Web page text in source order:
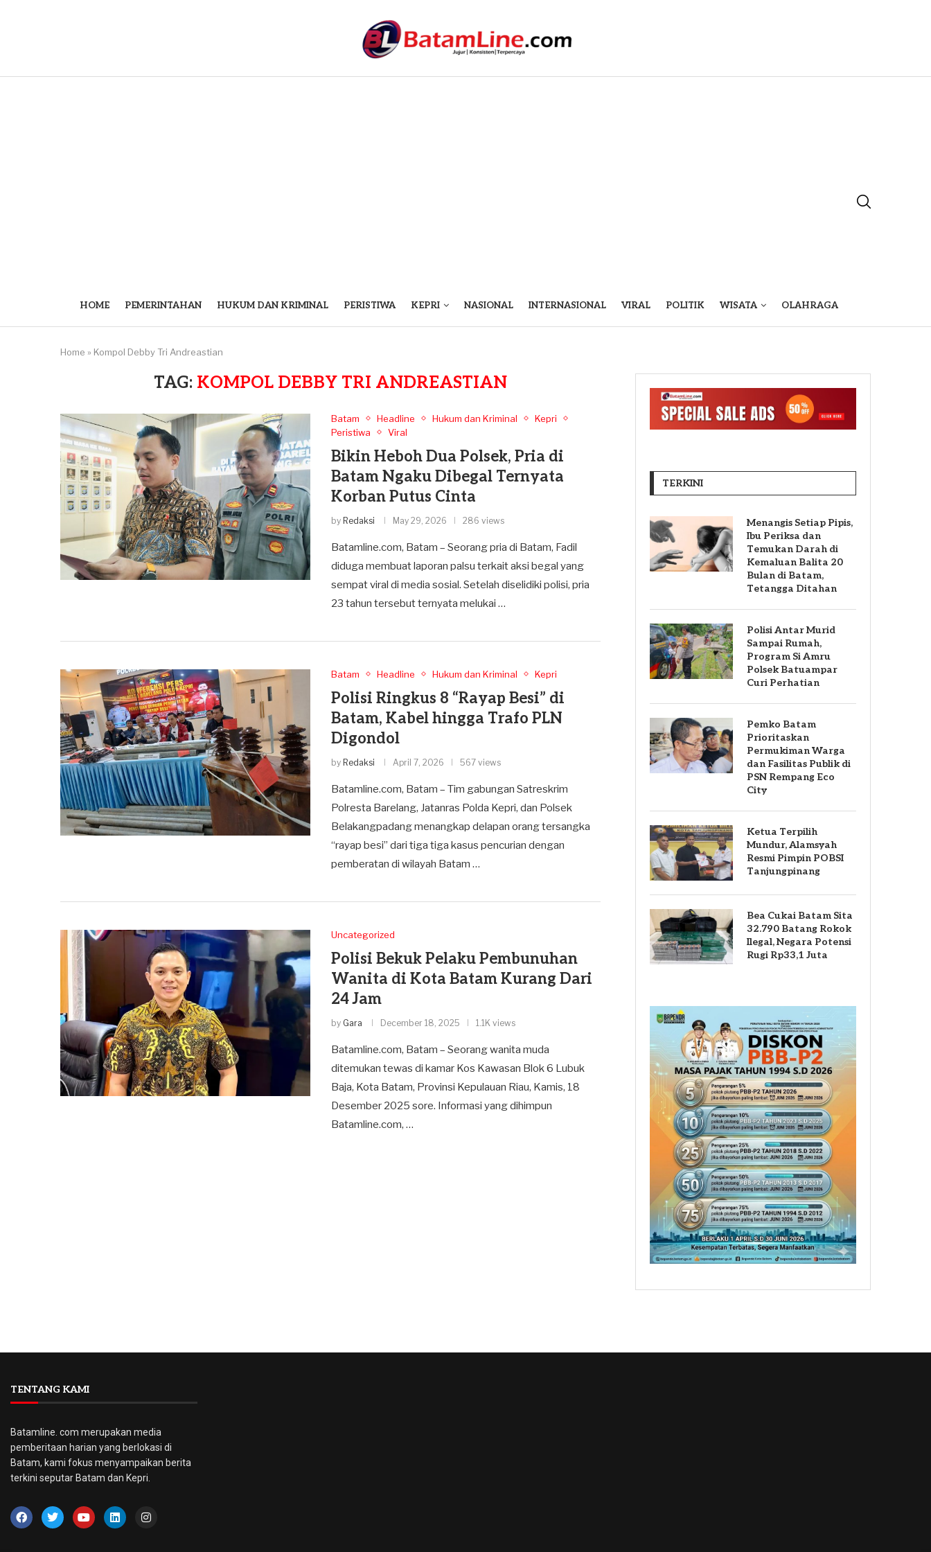
HOME PEMERINTAHAN HUKUM DAN KRIMINAL PERISTIWA KEPRI NASIONAL INTERNASIONAL VIRAL POLITIK WISATA OLAHRAGA
Home » Kompol Debby Tri Andreastian
TAG: KOMPOL DEBBY TRI ANDREASTIAN
Batam Headline Hukum dan Kriminal
Kepri
Peristiwa
Viral
Bikin Heboh Dua Polsek, Pria di
Batam Ngaku Dibegal Ternyata
Korban Putus Cinta
by Redaksi May 29, 2026 286 views
Batamline.com, Batam – Seorang pria di Batam, Fadil
diduga membuat laporan palsu terkait aksi begal yang
sempat viral di media sosial. Setelah diselidiki polisi, pria
23 tahun tersebut ternyata melukai …
Batam Headline Hukum dan Kriminal Kepri
Polisi Ringkus 8 “Rayap Besi” di
Batam, Kabel hingga Trafo PLN
Digondol
by Redaksi April 7, 2026 567 views
Batamline.com, Batam – Tim gabungan Satreskrim
Polresta Barelang, Jatanras Polda Kepri, dan Polsek
Belakangpadang menangkap delapan orang tersangka
“rayap besi” dari tiga tiga kasus pencurian dengan
pemberatan di wilayah Batam …
Uncategorized
Polisi Bekuk Pelaku Pembunuhan
Wanita di Kota Batam Kurang Dari
24 Jam
by Gara December 18, 2025 1.1K views
Batamline.com, Batam – Seorang wanita muda
ditemukan tewas di kamar Kos Kawasan Blok 6 Lubuk
Baja, Kota Batam, Provinsi Kepulauan Riau, Kamis, 18
Desember 2025 sore. Informasi yang dihimpun
Batamline.com, …
TERKINI
Menangis Setiap Pipis,
Ibu Periksa dan
Temukan Darah di
Kemaluan Balita 20
Bulan di Batam,
Tetangga Ditahan
Polisi Antar Murid
Sampai Rumah,
Program Si Amru
Polsek Batuampar
Curi Perhatian
Pemko Batam
Prioritaskan
Permukiman Warga
dan Fasilitas Publik di
PSN Rempang Eco
City
Ketua Terpilih
Mundur, Alamsyah
Resmi Pimpin POBSI
Tanjungpinang
Bea Cukai Batam Sita
32.790 Batang Rokok
Ilegal, Negara Potensi
Rugi Rp33,1 Juta
TENTANG KAMI
Batamline. com merupakan media
pemberitaan harian yang berlokasi di
Batam, kami fokus menyampaikan berita
terkini seputar Batam dan Kepri.